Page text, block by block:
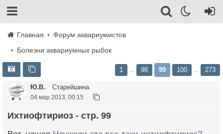
Главная
Форум аквариумистов
Болезни аквариумных рыбок
1 98 99 100 273
Ю.В. Старейшина
04 мар 2013, 00:15
Ихтиофтириоз - стр. 99